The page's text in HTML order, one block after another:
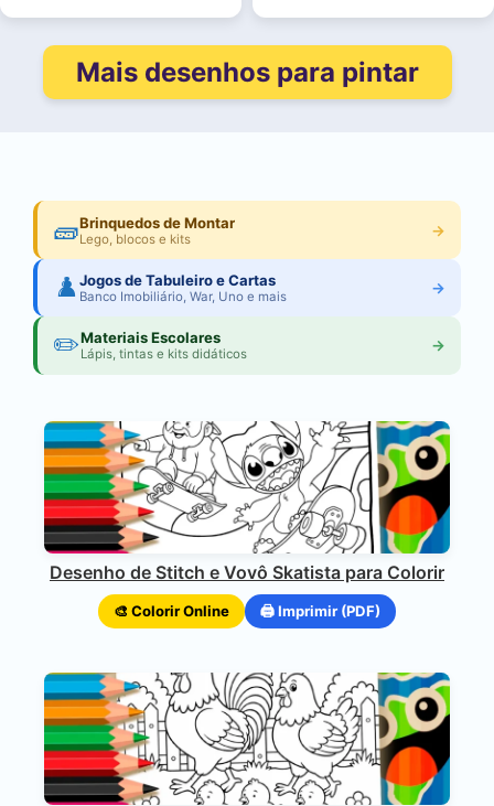
Mais desenhos para pintar
🧱Brinquedos de Montar
Lego, blocos e kits →
♟️Jogos de Tabuleiro e Cartas
Banco Imobiliário, War, Uno e mais →
✏️Materiais Escolares
Lápis, tintas e kits didáticos →
Desenho de Stitch e Vovô Skatista para Colorir
🎨 Colorir Online 🖨️ Imprimir (PDF)